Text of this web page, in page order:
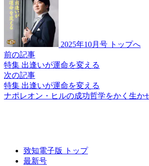
2025年10月号 トップへ
前の記事
特集 出逢いが運命を変える
次の記事
特集 出逢いが運命を変える
ナポレオン・ヒルの成功哲学をかく生か
致知電子版 トップ
最新号